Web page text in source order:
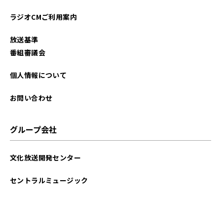
ラジオCMご利用案内
放送基準
番組審議会
個人情報について
お問い合わせ
グループ会社
文化放送開発センター
セントラルミュージック